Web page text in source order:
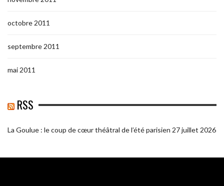
octobre 2011
septembre 2011
mai 2011
RSS
La Goulue : le coup de cœur théâtral de l’été parisien 27 juillet 2026